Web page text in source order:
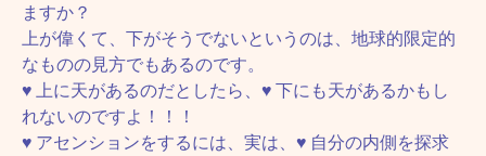
ますか？
上が偉くて、下がそうでないというのは、地球的限定的
なものの見方でもあるのです。
♥ 上に天があるのだとしたら、♥ 下にも天があるかもし
れないのですよ！！！
♥ アセンションをするには、実は、♥ 自分の内側を探求